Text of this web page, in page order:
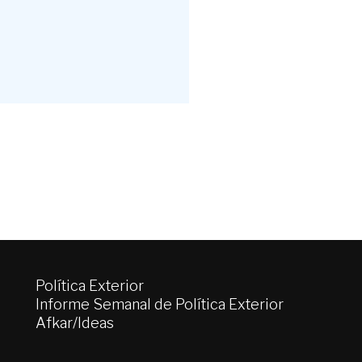
Política Exterior
Informe Semanal de Política Exterior
Afkar/Ideas